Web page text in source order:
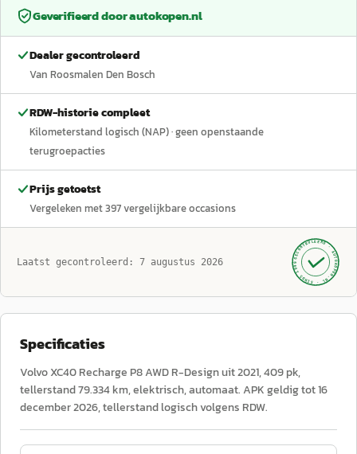
Geverifieerd doorautokopen.nl
Dealer gecontroleerd
Van Roosmalen Den Bosch
RDW-historie compleet
Kilometerstand logisch (NAP)· geen openstaande
terugroepacties
Prijs getoetst
Vergeleken met397vergelijkbare occasions
Laatst gecontroleerd: 7 augustus 2026 GECONTROLEERD ·
AUTOKOPEN.NL
· SINDS 1999 ·
Specificaties
Volvo XC40 Recharge P8 AWD R-Design uit 2021, 409 pk,
tellerstand 79.334 km, elektrisch, automaat. APK geldig tot 16
december 2026, tellerstand logisch volgens RDW.